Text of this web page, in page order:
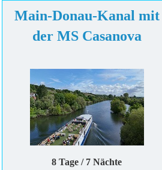
Main-Donau-Kanal mit
der MSCasanova
8 Tage / 7 Nächte